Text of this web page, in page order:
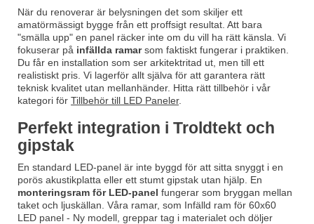
När du renoverar är belysningen det som skiljer ett
amatörmässigt bygge från ett proffsigt resultat. Att bara
"smälla upp" en panel räcker inte om du vill ha rätt känsla. Vi
fokuserar på infällda ramarsom faktiskt fungerar i praktiken.
Du får en installation som ser arkitektritad ut, men till ett
realistiskt pris. Vi lagerför allt själva för att garantera rätt
teknisk kvalitet utan mellanhänder. Hitta rätt tillbehör i vår
kategori för Tillbehör till LED Paneler.
Perfekt integration i Troldtekt och
gipstak
En standard LED-panel är inte byggd för att sitta snyggt i en
porös akustikplatta eller ett stumt gipstak utan hjälp. En
monteringsram för LED-panel fungerar som bryggan mellan
taket och ljuskällan. Våra ramar, som Infälld ram för 60x60
LED panel - Ny modell , greppar tag i materialet och döljer